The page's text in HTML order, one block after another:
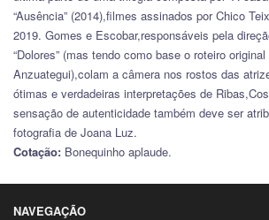
“Ausência” (2014),filmes assinados por Chico
2019. Gomes e Escobar,responsáveis pela
“Dolores” (mas tendo como base o roteiro
Anzuategui),colam a câmera nos rostos das
ótimas e verdadeiras interpretações de
sensação de autenticidade também deve ser
fotografia de Joana Luz.
Cotação: Bonequinho aplaude.
NAVEGAÇÃO